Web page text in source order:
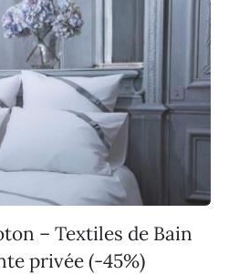
– Textiles de Bain
privée (-45%)